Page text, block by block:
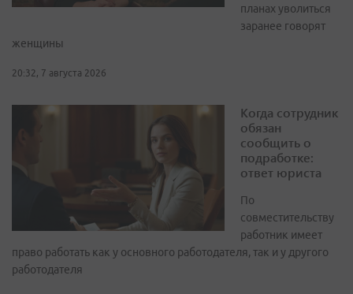
планах уволиться
заранее говорят
женщины
20:32, 7 августа 2026
Когда сотрудник
обязан
сообщить о
подработке:
ответ юриста
По
совместительству
работник имеет
право работать как у основного работодателя, так и у другого
работодателя